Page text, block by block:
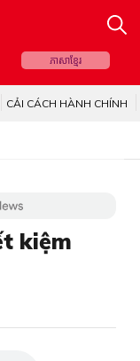
ភាសាខ្មែរ
CẢI CÁCH HÀNH CHÍNH
kiệm